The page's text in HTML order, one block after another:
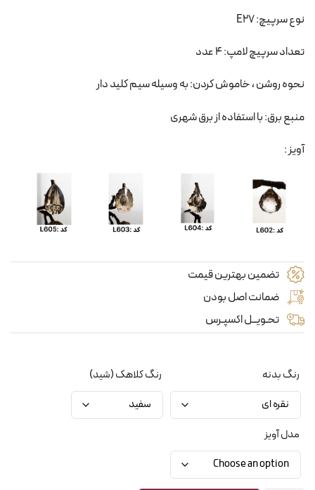
نوع سرپیچ: E27
تعداد سرپیچ لامپ: 4 عدد
نحوه روشن ، خاموش کردن: به وسیله سیم کلید دار
منبع برق: با استفاده از برق شهری
آویز :
تضمین بهترین قیمت
ضمانت اصل بودن
تحـویــل اکسپـرس
رنگ بدنه رنگ کلاهک (شید)
مدل آویز